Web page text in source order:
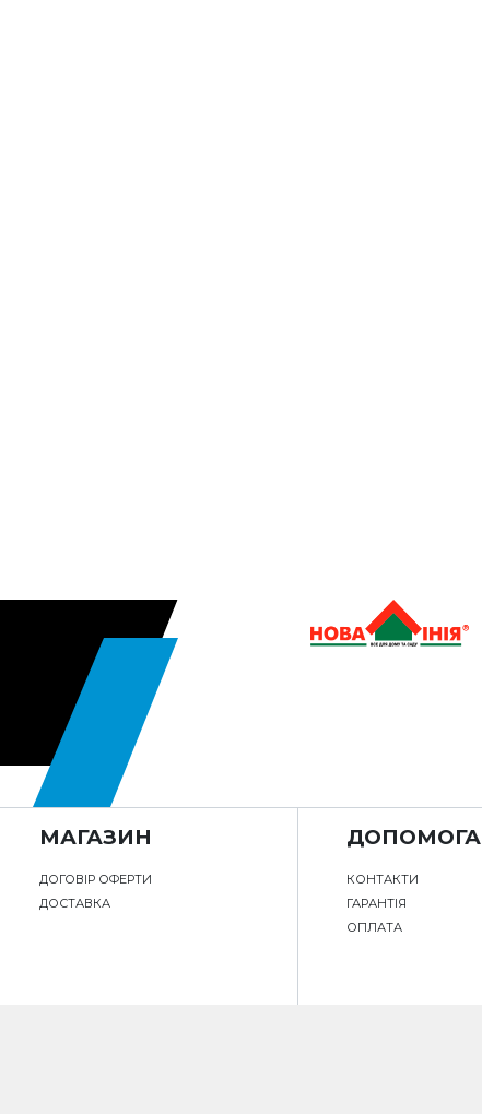
МАГАЗИН
ДОГОВІР ОФЕРТИ
ДОСТАВКА
ДОПОМОГА
КОНТАКТИ
ГАРАНТІЯ
ОПЛАТА